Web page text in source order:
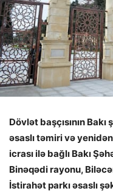
Dövlət başçısının
əsaslı təmiri və yenidən
icrası ilə bağlı Bakı
Binəqədi rayonu,
İstirahət parkı əsaslı